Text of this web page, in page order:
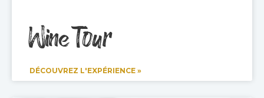
Wine Tour
DÉCOUVREZ L'EXPÉRIENCE »